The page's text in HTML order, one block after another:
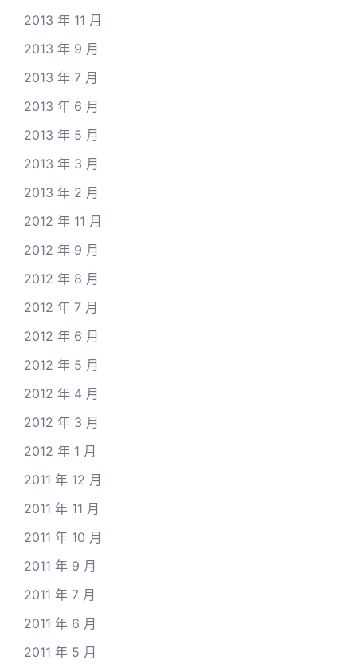
2013 年 11 月
2013 年 9 月
2013 年 7 月
2013 年 6 月
2013 年 5 月
2013 年 3 月
2013 年 2 月
2012 年 11 月
2012 年 9 月
2012 年 8 月
2012 年 7 月
2012 年 6 月
2012 年 5 月
2012 年 4 月
2012 年 3 月
2012 年 1 月
2011 年 12 月
2011 年 11 月
2011 年 10 月
2011 年 9 月
2011 年 7 月
2011 年 6 月
2011 年 5 月